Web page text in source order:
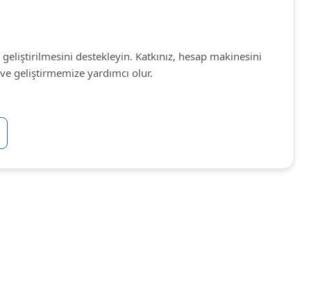
destekleyin. Katkınız, hesap makinesini
geliştirmemize yardımcı olur.